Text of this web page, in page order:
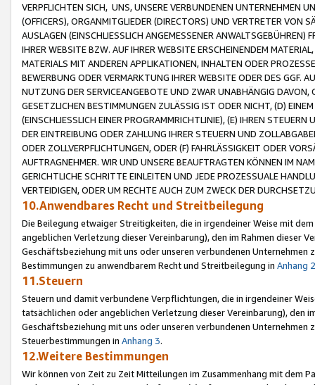
VERPFLICHTEN SICH, UNS, UNSERE VERBUNDENEN UNTERNEHMEN
(OFFICERS), ORGANMITGLIEDER (DIRECTORS) UND VERTRETER VON
AUSLAGEN (EINSCHLIESSLICH ANGEMESSENER
IHRER WEBSITE BZW. AUF IHRER WEBSITE ERSCHEINENDEM
MATERIALS MIT ANDEREN APPLIKATIONEN, INHALTEN ODER
BEWERBUNG ODER VERMARKTUNG IHRER WEBSITE ODER DES GGF.
NUTZUNG DER SERVICEANGEBOTE UND ZWAR UNABHÄNGIG
GESETZLICHEN BESTIMMUNGEN ZULÄSSIG IST ODER NICHT, (D)
(EINSCHLIESSLICH EINER PROGRAMMRICHTLINIE), (E) IHREN
DER EINTREIBUNG ODER ZAHLUNG IHRER STEUERN UND
ODER ZOLLVERPFLICHTUNGEN, ODER (F) FAHRLÄSSIGKEIT ODER
AUFTRAGNEHMER. WIR UND UNSERE BEAUFTRAGTEN KÖNNEN IM
GERICHTLICHE SCHRITTE EINLEITEN UND JEDE PROZESSUALE
VERTEIDIGEN, ODER UM RECHTE AUCH ZUM ZWECK DER
10.Anwendbares Recht und Streitbeilegung
Die Beilegung etwaiger Streitigkeiten, die in irgendeiner Weise mit
angeblichen Verletzung dieser Vereinbarung), den im Rahmen dieser
Geschäftsbeziehung mit uns oder unseren verbundenen
Bestimmungen zu anwendbarem Recht und Streitbeilegung in Anhang 2
11.Steuern
Steuern und damit verbundene Verpflichtungen, die in irgendeiner
tatsächlichen oder angeblichen Verletzung dieser Vereinbarung), den
Geschäftsbeziehung mit uns oder unseren verbundenen
Steuerbestimmungen in Anhang 3.
12.Weitere Bestimmungen
Wir können von Zeit zu Zeit Mitteilungen im Zusammenhang mit dem